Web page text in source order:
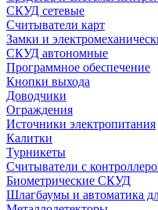
СКУД сетевые
Считыватели карт
Замки и
СКУД автономные
Программное обеспечение
Кнопки выхода
Доводчики
Ограждения
Источники электропитания
Калитки
Турникеты
Считыватели с
Биометрические СКУД
Шлагбаумы и автоматика